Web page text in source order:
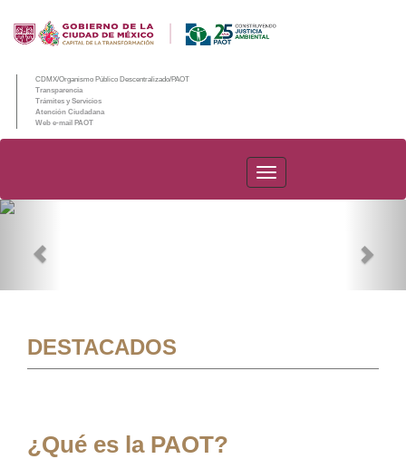
CDMX/Organismo Público Descentralizado/PAOT
Transparencia
Trámites y Servicios
Atención Ciudadana
Web e-mail PAOT
PAOT
DESTACADOS
¿Qué es la PAOT?